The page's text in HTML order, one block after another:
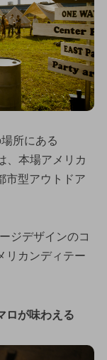
所にある
、本場アメリカ
市型アウトドア
ジデザインのコ
リカンディテー
ロが味わえる